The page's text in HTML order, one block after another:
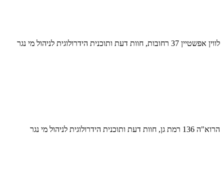
לווין אפשטיין 37 רחובות, חוות דעת ותוכנית הידרולוגית לניהול מי נגר
הרוא"ה 136 רמת גן, חוות דעת ותוכנית הידרולוגית לניהול מי נגר